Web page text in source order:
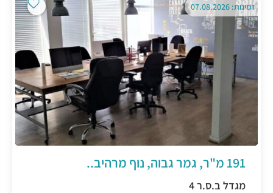
זמינות: 07.08.2026
191 מ"ר, גמר גבוה, נוף מרהיב..
מגדל ב.ס.ר 4